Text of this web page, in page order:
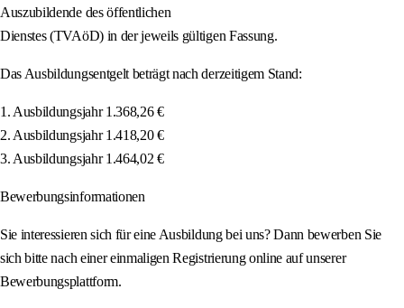
Auszubildende des öffentlichen
Dienstes (TVAöD) in der jeweils gültigen Fassung.
Das Ausbildungsentgelt beträgt nach derzeitigem Stand:
1. Ausbildungsjahr 1.368,26 €
2. Ausbildungsjahr 1.418,20 €
3. Ausbildungsjahr 1.464,02 €
Bewerbungsinformationen
Sie interessieren sich für eine Ausbildung bei uns? Dann bewerben Sie
sich bitte nach einer einmaligen Registrierung online auf unserer
Bewerbungsplattform.